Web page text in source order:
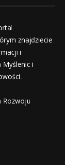
znajdziecie
i
Myślenic i
Rozwoju